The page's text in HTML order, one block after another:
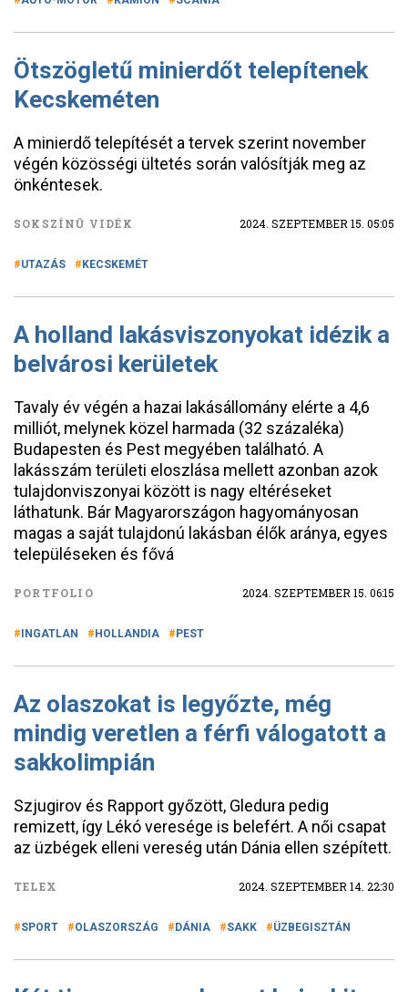
Ötszögletű minierdőt telepítenek
Kecskeméten
A minierdő telepítését a tervek szerint november
végén közösségi ültetés során valósítják meg az
önkéntesek.
SOKSZÍNŰ VIDÉK 2024. SZEPTEMBER 15. 05:05
UTAZÁS KECSKEMÉT
A holland lakásviszonyokat idézik a
belvárosi kerületek
Tavaly év végén a hazai lakásállomány elérte a 4,6
milliót, melynek közel harmada (32 százaléka)
Budapesten és Pest megyében található. A
lakásszám területi eloszlása mellett azonban azok
tulajdonviszonyai között is nagy eltéréseket
láthatunk. Bár Magyarországon hagyományosan
magas a saját tulajdonú lakásban élők aránya, egyes
településeken és fővá
PORTFOLIO 2024. SZEPTEMBER 15. 06:15
INGATLAN HOLLANDIA PEST
Az olaszokat is legyőzte, még
mindig veretlen a férfi válogatott a
sakkolimpián
Szjugirov és Rapport győzött, Gledura pedig
remizett, így Lékó veresége is belefért. A női csapat
az üzbégek elleni vereség után Dánia ellen szépített.
TELEX 2024. SZEPTEMBER 14. 22:30
SPORT OLASZORSZÁG DÁNIA SAKK ÜZBEGISZTÁN